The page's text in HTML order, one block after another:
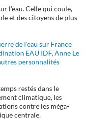
l’eau. Celle qui coule,
et des citoyens de plus
de l'eau sur France
EAU IDF, Anne Le
personnalités
restés dans le
climatique, les
contre les méga-
centrale.